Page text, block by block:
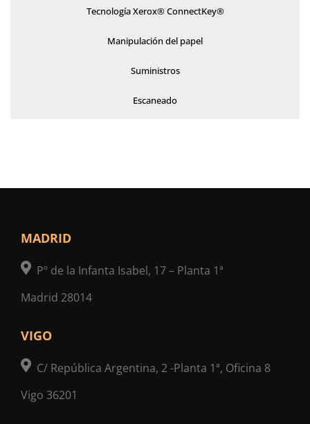
Tecnología Xerox® ConnectKey®
Manipulación del papel
Suministros
Escaneado
MADRID
Pº de la Infanta Isabel, 17 – Planta 1ª
Madrid 28014
VIGO
C/ República Argentina, 2 -Planta 1ª, Oficina 8
Vigo 36201